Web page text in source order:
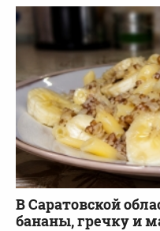
В Саратовской
бананы, гречку и